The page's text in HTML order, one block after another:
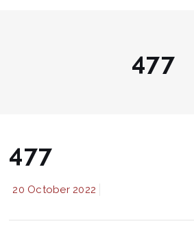
477
477
20 October 2022